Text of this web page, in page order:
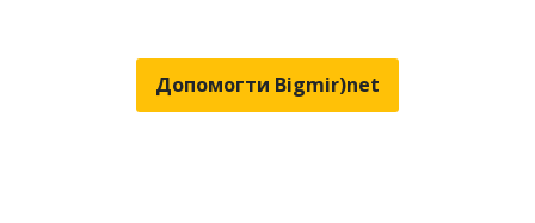
Допомогти Bigmir)net